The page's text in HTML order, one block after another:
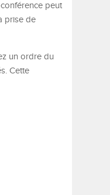
peut
prise de
un ordre du
Cette